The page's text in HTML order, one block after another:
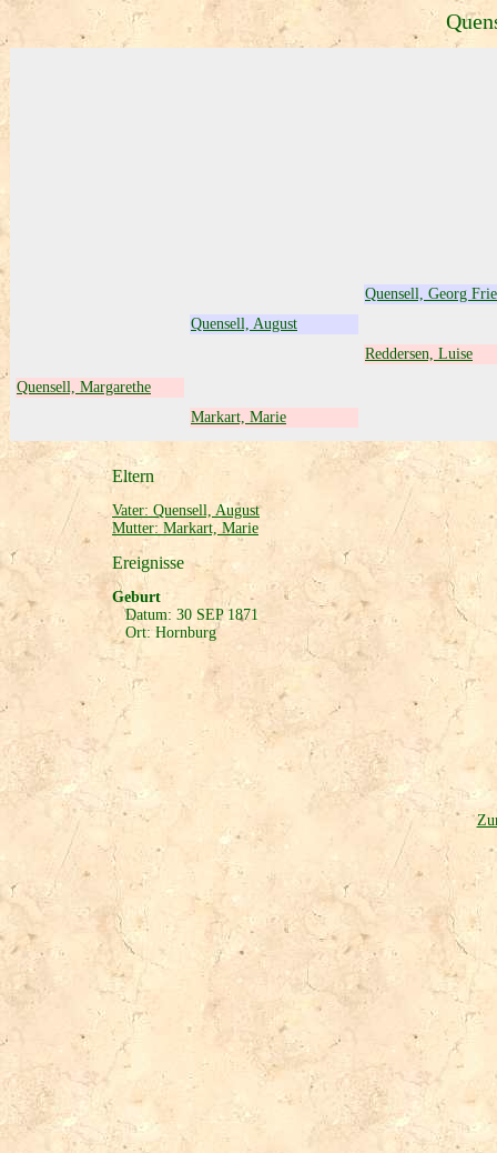
Quensell, Georg
Quensell, August
Reddersen, Luise
Quensell, Margarethe
Markart, Marie
Eltern
Vater: Quensell, August
Mutter: Markart, Marie
Ereignisse
Geburt
Datum: 30 SEP 1871
Ort: Hornburg